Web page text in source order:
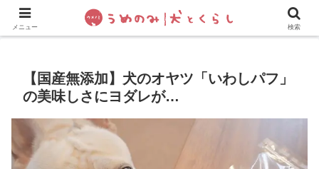
犬の手作りご飯 フレブル飼い方・しつけ ペットグッズ&
【国産無添加】犬のオヤツ「いわしパフ」
の美味しさにヨダレが…
メニュー 検索